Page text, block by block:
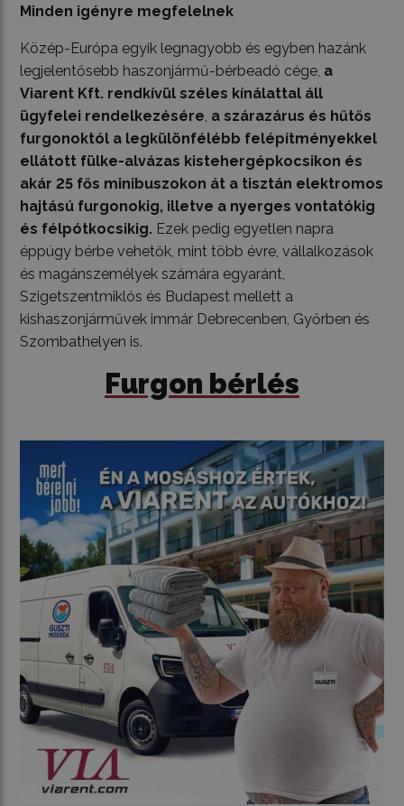
Minden igényre megfelelnek
Közép-Európa egyik legnagyobb és egyben hazánk
legjelentősebb haszonjármű-bérbeadó cége, a
Viarent Kft. rendkívül széles kínálattal áll
ügyfelei rendelkezésére, a szárazárus és hűtős
furgonoktól a legkülönfélébb felépítményekkel
ellátott fülke-alvázas kistehergépkocsikon és
akár 25 fős minibuszokon át a tisztán elektromos
hajtású furgonokig, illetve a nyerges vontatókig
és félpótkocsikig. Ezek pedig egyetlen napra
éppúgy bérbe vehetők, mint több évre, vállalkozások
és magánszemélyek számára egyaránt,
Szigetszentmiklós és Budapest mellett a
kishaszonjárművek immár Debrecenben, Győrben és
Szombathelyen is.
Furgon bérlés